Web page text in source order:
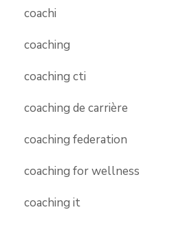
coachi
coaching
coaching cti
coaching de carrière
coaching federation
coaching for wellness
coaching it